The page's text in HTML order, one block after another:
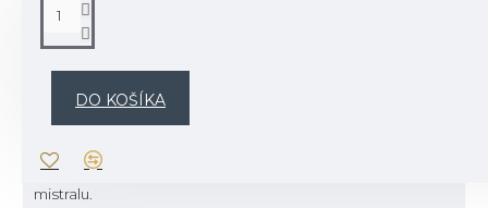
DO KOŠÍKA
Kúpeľová soľ s levanduľou a éterickými olejmi.
Levanduľové éterické oleje dodávajú vášmu kúpeľu po
Soľ pochádza zo solí Camargue, zrodených z mora, slnka a
mistralu.